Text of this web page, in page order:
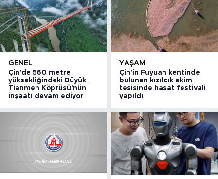
GENEL
Çin'de 560 metre
yüksekliğindeki Büyük
Tianmen Köprüsü'nün
inşaatı devam ediyor
YAŞAM
Çin'in Fuyuan kentinde
bulunan kızılcık ekim
tesisinde hasat festivali
yapıldı